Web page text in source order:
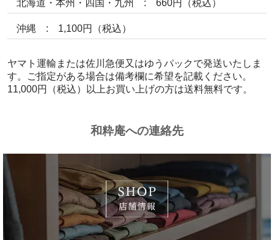
北海道・本州・四国・九州 : 660円（税込）
沖縄 : 1,100円（税込）
ヤマト運輸または佐川急便又はゆうパックで発送いたしま
す。ご指定がある場合は備考欄に希望を記載ください。
11,000円（税込）以上お買い上げの方は送料無料です。
和粋庵への連絡先